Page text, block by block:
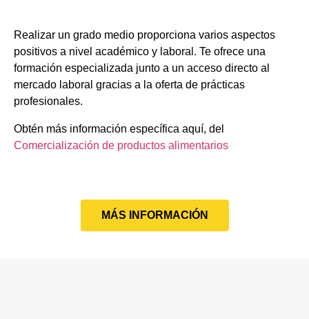
Realizar un grado medio proporciona varios aspectos
positivos a nivel académico y laboral. Te ofrece una
formación especializada junto a un acceso directo al
mercado laboral gracias a la oferta de prácticas
profesionales.
Obtén más información específica aquí, del
Comercialización de productos alimentarios
MÁS INFORMACIÓN